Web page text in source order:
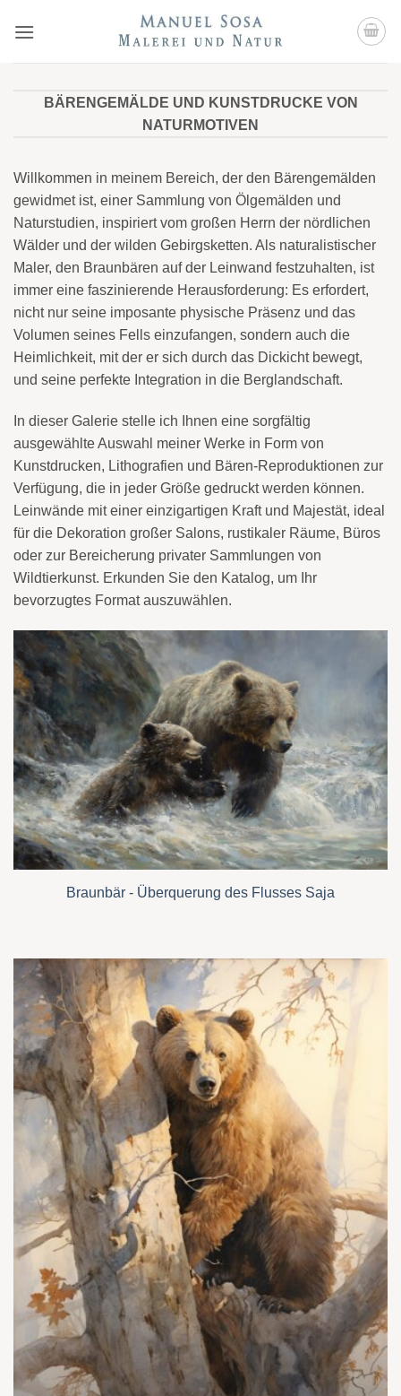
Inhalt
BÄRENGEMÄLDE UND KUNSTDRUCKE VON
NATURMOTIVEN
Willkommen in meinem Bereich, der den Bärengemälden
gewidmet ist, einer Sammlung von Ölgemälden und
Naturstudien, inspiriert vom großen Herrn der nördlichen
Wälder und der wilden Gebirgsketten. Als naturalistischer
Maler, den Braunbären auf der Leinwand festzuhalten, ist
immer eine faszinierende Herausforderung: Es erfordert,
nicht nur seine imposante physische Präsenz und das
Volumen seines Fells einzufangen, sondern auch die
Heimlichkeit, mit der er sich durch das Dickicht bewegt,
und seine perfekte Integration in die Berglandschaft.
In dieser Galerie stelle ich Ihnen eine sorgfältig
ausgewählte Auswahl meiner Werke in Form von
Kunstdrucken, Lithografien und Bären-Reproduktionen zur
Verfügung, die in jeder Größe gedruckt werden können.
Leinwände mit einer einzigartigen Kraft und Majestät, ideal
für die Dekoration großer Salons, rustikaler Räume, Büros
oder zur Bereicherung privater Sammlungen von
Wildtierkunst. Erkunden Sie den Katalog, um Ihr
bevorzugtes Format auszuwählen.
Braunbär - Überquerung des Flusses Saja